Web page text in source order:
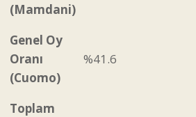
(Mamdani)
Genel Oy
Oranı
(Cuomo)
%41.6
Toplam